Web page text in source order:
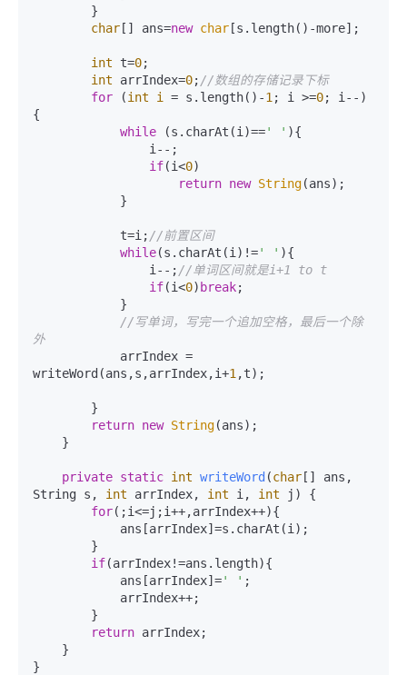
char [] ans=new char [s.length()-more];
int t=0;
int arrIndex=0; //数组的存储记录下标
for (int i = s.length()-1 ; i >=0; i--)
{
while (s.charAt(i)==' ' ){
if(i<0)
return new String(ans);
            t=i;
//前置区间
while(s.charAt(i)!=' ' ){
                i--;
//单词区间就是i+1 to t
if(i<0) break;
//写单词，写完一个追加空格，最后一个除
外
writeWord(ans,s,arrIndex,i+1 ,t);
return new String(ans);
private static int writeWord (char [] ans,
String s, int arrIndex, int i, int j)
{
for(;i<=j;i++,arrIndex++){
if(arrIndex!=ans.length){
            ans[arrIndex]=
' ' ;
return arrIndex;
}